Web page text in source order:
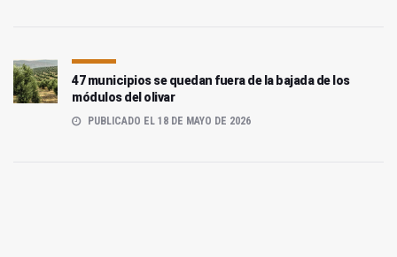
47 municipios se quedan fuera de la bajada de los
módulos del olivar
PUBLICADO EL 18 DE MAYO DE 2026